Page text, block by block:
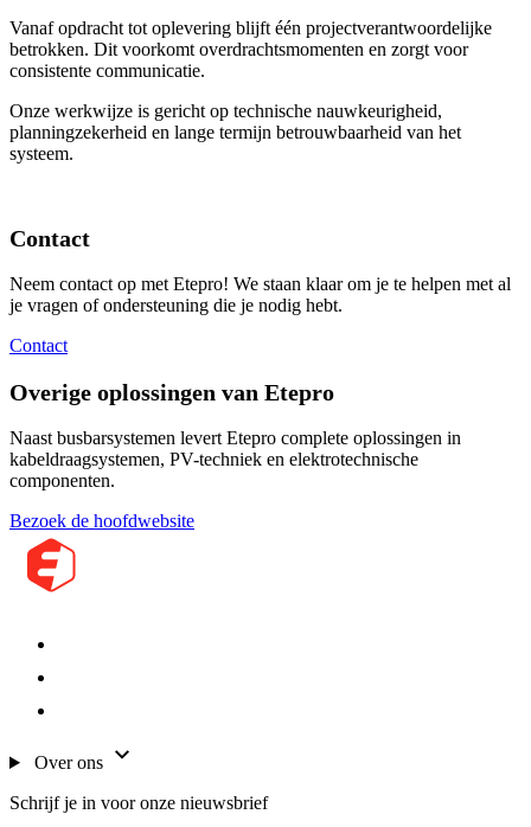
Vanaf opdracht tot oplevering blijft één projectverantwoordelijke
betrokken. Dit voorkomt overdrachtsmomenten en zorgt voor
consistente communicatie.
Onze werkwijze is gericht op technische nauwkeurigheid,
planningzekerheid en lange termijn betrouwbaarheid van het
systeem.
Contact
Neem contact op met Etepro! We staan klaar om je te helpen met al
je vragen of ondersteuning die je nodig hebt.
Contact
Overige oplossingen van Etepro
Naast busbarsystemen levert Etepro complete oplossingen in
kabeldraagsystemen, PV-techniek en elektrotechnische
componenten.
Bezoek de hoofdwebsite
Over ons
Schrijf je in voor onze nieuwsbrief